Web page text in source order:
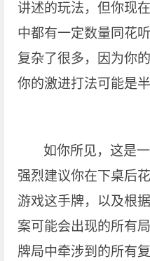
讲述的玩法，但你现
中都有一定数量同花
复杂了很多，因为你
你的激进打法可能是
如你所见，这是
强烈建议你在下桌后
游戏这手牌，以及根
案可能会出现的所有
牌局中牵涉到的所有